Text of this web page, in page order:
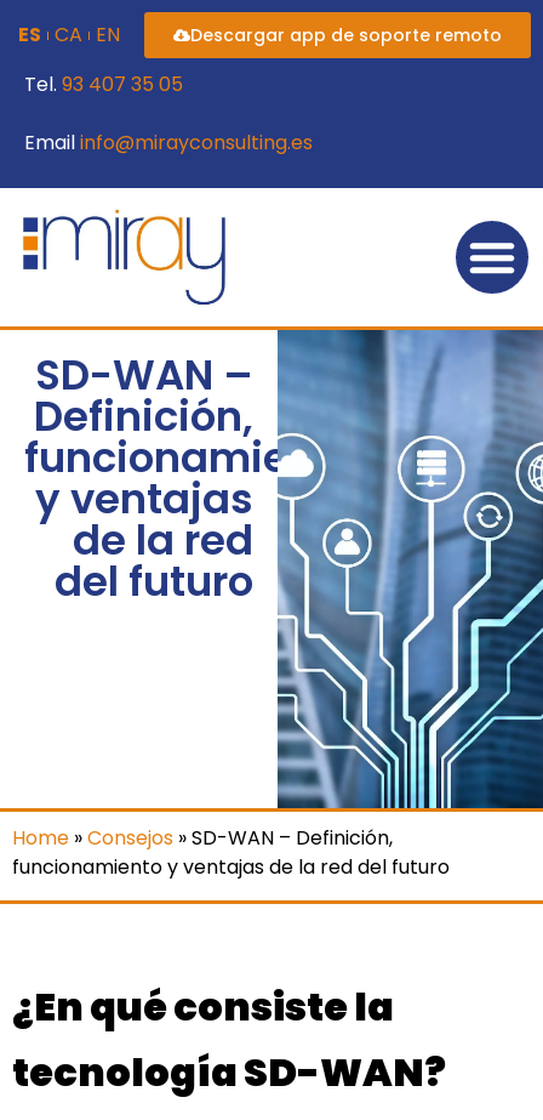
Tel. 93 407 35 05
Emailinfo@mirayconsulting.es
Descargar app de soporte remoto
ES CA EN
SD-WAN –
Definición,
funcionamiento
y ventajas
de la red
del futuro
Home »Consejos »SD-WAN – Definición,
funcionamiento y ventajas de la red del futuro
¿En qué consiste la
tecnología SD-WAN?